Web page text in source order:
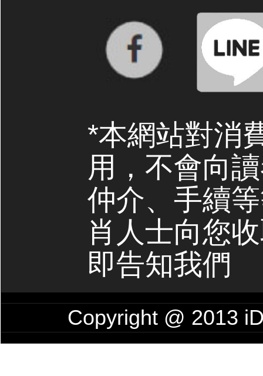
*本網站對消
用，不會向
仲介、手續
肖人士向您
即告知我們
Copyright @ 2013